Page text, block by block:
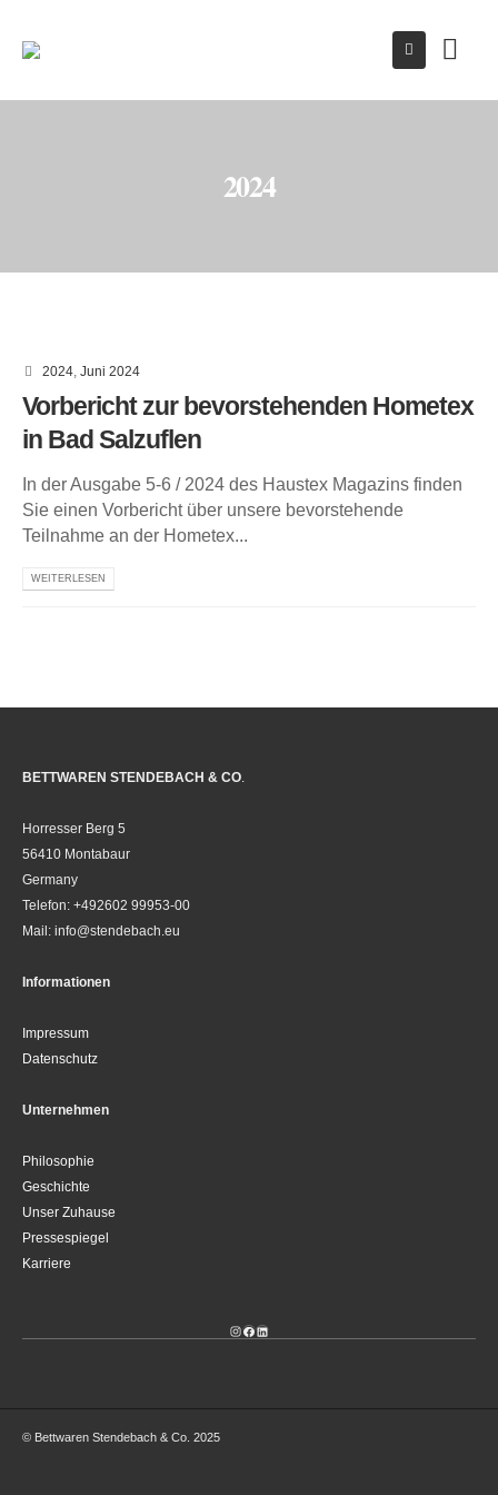
2024
2024, Juni 2024
Vorbericht zur bevorstehenden Hometex
in Bad Salzuflen
In der Ausgabe 5-6 / 2024 des Haustex Magazins finden
Sie einen Vorbericht über unsere bevorstehende
Teilnahme an der Hometex...
WEITERLESEN
BETTWAREN STENDEBACH & CO
Horresser Berg 5
56410 Montabaur
Germany
Telefon: +492602 99953-00
Mail: info@stendebach.eu
Informationen
Impressum
Datenschutz
Unternehmen
Philosophie
Geschichte
Unser Zuhause
Pressespiegel
Karriere
Instagram
Facebook
LinkedIn
© Bettwaren Stendebach & Co. 2025